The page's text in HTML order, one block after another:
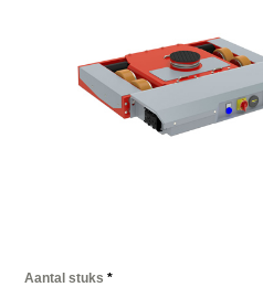
Aantal stuks*